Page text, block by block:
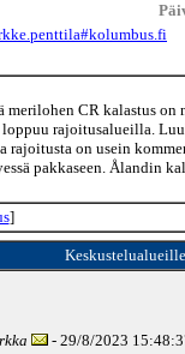
merilohen CR kalastus
rajoitusalueilla.
rajoitusta on usein
pakkaseen. Ålandin
]
- 29/8/2023